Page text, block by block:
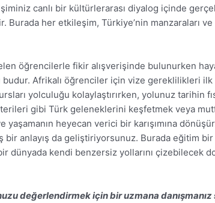
canlı bir kültürlerarası diyalog içinde
Burada her etkileşim, Türkiye’nin manzaraları
öğrencilerle fikir alışverişinde bulunurken
Afrikalı öğrenciler için vize gereklilikleri ilk
yolculuğu kolaylaştırırken, yolunuz tarihin
gibi Türk geleneklerini keşfetmek veya
heyecan verici bir karışımına
anlayış da geliştiriyorsunuz. Burada eğitim bir
dünyada kendi benzersiz yollarını çizebilecek
değerlendirmek için bir uzmana